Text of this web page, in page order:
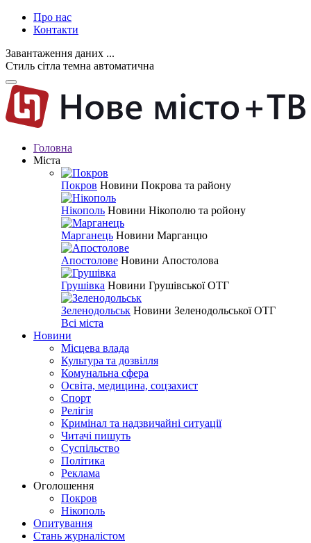
Про нас
Контакти
Завантаження даних ...
Стиль сітла темна автоматична
Головна
Міста
Покров Новини Покрова та району
Нікополь Новини Нікополю та ройону
Марганець Новини Марганцю
Апостолове Новини Апостолова
Грушівка Новини Грушівської ОТГ
Зеленодольськ Новини Зеленодольської ОТГ
Всі міста
Новини
Місцева влада
Культура та дозвілля
Комунальна сфера
Освіта, медицина, соцзахист
Спорт
Релігія
Кримінал та надзвичайні ситуації
Читачі пишуть
Суспільство
Політика
Реклама
Оголошення
Покров
Нікополь
Опитування
Стань журналістом